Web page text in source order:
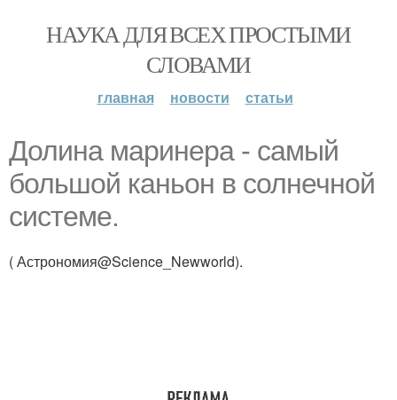
НАУКА ДЛЯ ВСЕХ ПРОСТЫМИ
СЛОВАМИ
главная новости статьи
Долина маринера - самый
большой каньон в солнечной
системе.
( Астрономия@Science_Newworld).